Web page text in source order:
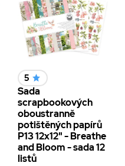
5
Sada
scrapbookových
oboustranně
potištěných papírů
P13 12x12" - Breathe
and Bloom - sada 12
listů